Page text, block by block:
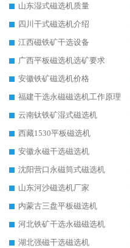
山东湿式磁选机质量
四川干式磁选机介绍
江西磁铁矿干选设备
广西平板磁选机选矿要求
安徽铁矿磁选机价格
福建干选永磁磁选机工作原理
云南钛铁矿湿式磁选机
西藏1530平板磁选机
安徽永磁干选磁选机
沈阳营口永磁筒式磁选机
山东河沙磁选机厂家
内蒙古三盘平板磁选机
河北铁矿干选永磁磁选机
湖北强磁干选磁选机